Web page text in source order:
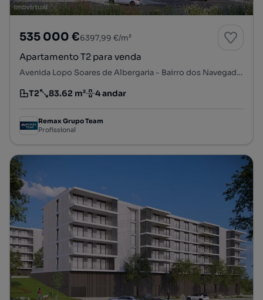
535 000 €6397,99 €/m²
Apartamento T2 para venda
Avenida Lopo Soares de Albergaria - Bairro dos Navegadores, Porto Salvo, Oeiras, Lisboa
Tipologia
T2
Preço por metro quadrado
83.62 m²
Andar 4 andar
Remax Grupo Team
Profissional